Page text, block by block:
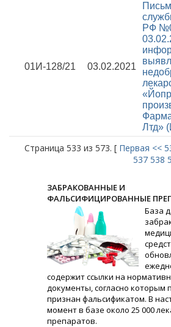
01И-128/21 03.02.2021
РФ
Лтд»
Страница 533 из 573. [ Первая <<
537 538
ЗАБРАКОВАННЫЕ И
ФАЛЬСИФИЦИРОВАННЫЕ
База
содержит ссылки на
документы, согласно которым
признан фальсификатом. В
момент в базе около 25 000
препаратов.